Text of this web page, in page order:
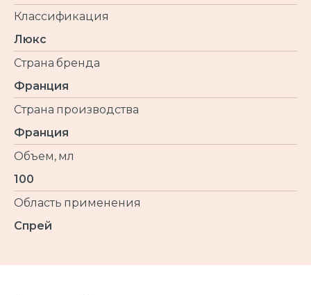
Классификация
Люкс
Страна бренда
Франция
Страна производства
Франция
Объем, мл
100
Область применения
Спрей